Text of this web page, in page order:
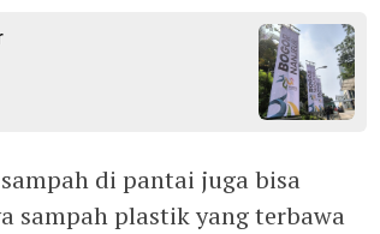
di pantai juga bisa
sampah plastik yang terbawa